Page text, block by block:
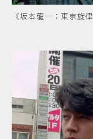
《坂本龍一：東京旋